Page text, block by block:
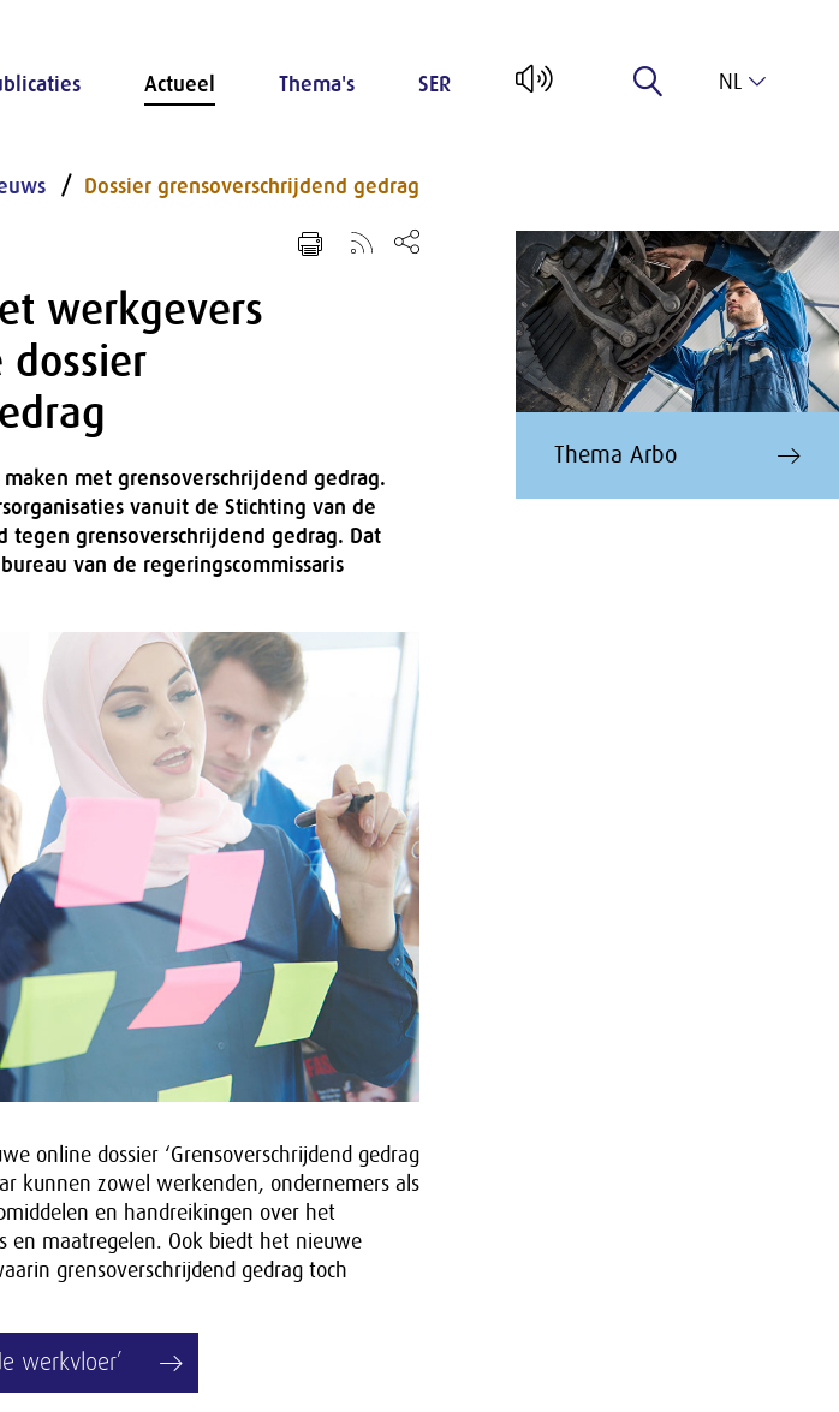
Actueel Thema's SER NL
Dossier grensoverschrijdend gedrag
werkgevers
met grensoverschrijdend gedrag.
vanuit de Stichting van de
grensoverschrijdend gedrag. Dat
van de regeringscommissaris
online dossier ‘Grensoverschrijdend gedrag
kunnen zowel werkenden, ondernemers als
en handreikingen over het
en maatregelen. Ook biedt het nieuwe
grensoverschrijdend gedrag toch
werkvloer’
Thema Arbo